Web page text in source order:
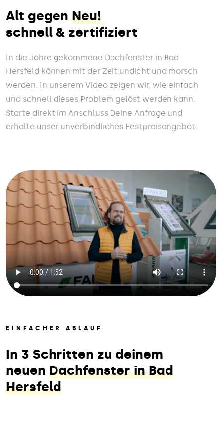
Alt gegen Neu!
schnell & zertifiziert
In die Jahre gekommene Dachfenster in Bad
Hersfeld können mit der Zeit undicht und morsch
werden. In unserem Video zeigen wir, wie einfach
und schnell dieses Problem gelöst werden kann.
Starte direkt im Anschluss Deine Anfrage und
erhalte unser unverbindliches Festpreisangebot.
EINFACHER ABLAUF
In 3 Schritten zu deinem
neuen Dachfenster in Bad
Hersfeld